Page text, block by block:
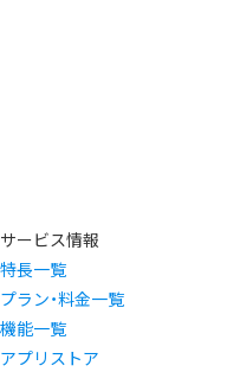
サービス情報
特長一覧
プラン・料金一覧
機能一覧
アプリストア